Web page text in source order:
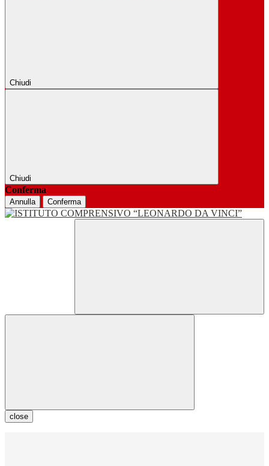
Chiudi
Chiudi
Conferma
Annulla Conferma
close